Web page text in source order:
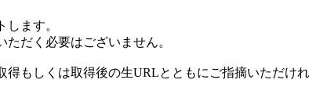
ます。
だく必要はございません。
もしくは取得後の生URLとともにご指摘いただけれ